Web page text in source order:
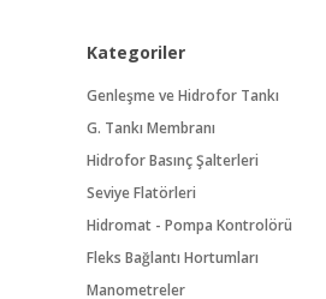
Kategoriler
Genleşme ve Hidrofor Tankı
G. Tankı Membranı
Hidrofor Basınç Şalterleri
Seviye Flatörleri
Hidromat - Pompa Kontrolörü
Fleks Bağlantı Hortumları
Manometreler